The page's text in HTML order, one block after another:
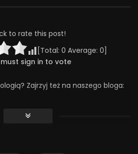
to rate this post!
[Total: 0 Average: 0]
sign in to vote
Zajrzyj też na naszego bloga: